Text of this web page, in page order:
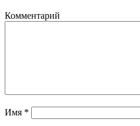
Комментарий
Имя *